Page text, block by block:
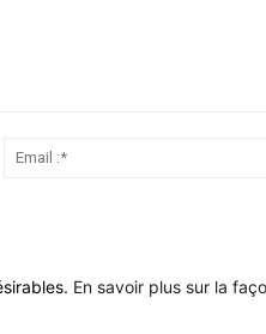
En savoir plus sur la